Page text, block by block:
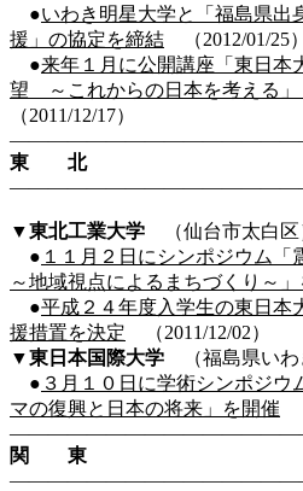
●いわき明星大学と「福島県出
援」の協定を締結 （2012/01/25）
●来年１月に公開講座「東日本
望 ～これからの日本を考える」
（2011/12/17）
東 北
▼東北工業大学 （仙台市太白区
● １１月２日にシンポジウム
～地域視点によるまちづくり～
●平成２４年度入学生の東日本
援措置を決定 （2011/12/02）
▼東日本国際大学 （福島県い
● ３月１０日に学術シンポジ
マの復興と日本の将来」を開催
関 東